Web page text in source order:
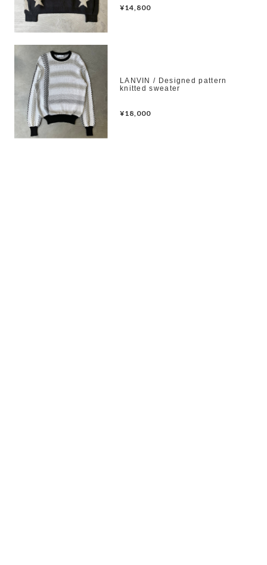
¥14,800
LANVIN / Designed pattern
knitted sweater
¥18,000